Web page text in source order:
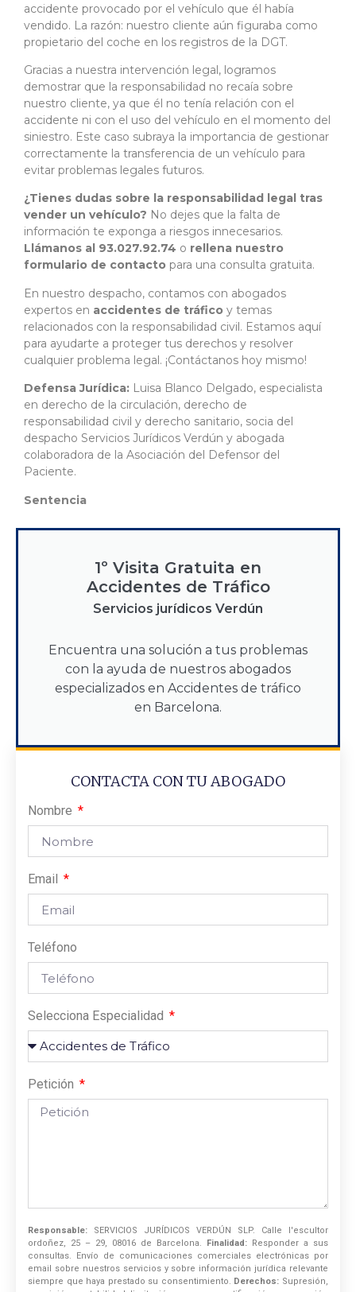
accidente provocado por el vehículo que él había
vendido. La razón: nuestro cliente aún figuraba como
propietario del coche en los registros de la DGT.
Gracias a nuestra intervención legal, logramos
demostrar que la responsabilidad no recaía sobre
nuestro cliente, ya que él no tenía relación con el
accidente ni con el uso del vehículo en el momento del
siniestro. Este caso subraya la importancia de gestionar
correctamente la transferencia de un vehículo para
evitar problemas legales futuros.
¿Tienes dudas sobre la responsabilidad legal tras
vender un vehículo? No dejes que la falta de
información te exponga a riesgos innecesarios.
Llámanos al 93.027.92.74 o rellena nuestro
formulario de contacto para una consulta gratuita.
En nuestro despacho, contamos con abogados
expertos en accidentes de tráfico y temas
relacionados con la responsabilidad civil. Estamos aquí
para ayudarte a proteger tus derechos y resolver
cualquier problema legal. ¡Contáctanos hoy mismo!
Defensa Jurídica: Luisa Blanco Delgado, especialista
en derecho de la circulación, derecho de
responsabilidad civil y derecho sanitario, socia del
despacho Servicios Jurídicos Verdún y abogada
colaboradora de la Asociación del Defensor del
Paciente.
Sentencia
1º Visita Gratuita en
Accidentes de Tráfico
Servicios jurídicos Verdún
Encuentra una solución a tus problemas
con la ayuda de nuestros abogados
especializados en Accidentes de tráfico
en Barcelona.
CONTACTA CON TU ABOGADO
Nombre
Email
Teléfono
Selecciona Especialidad
Petición
Responsable: SERVICIOS JURÍDICOS VERDÚN SLP. Calle l'escultor
ordoñez, 25 – 29, 08016 de Barcelona.
Finalidad: Responder a sus
consultas. Envío de comunicaciones comerciales electrónicas por
email sobre nuestros servicios y sobre información jurídica relevante
siempre que haya prestado su consentimiento. Derechos: Supresión,